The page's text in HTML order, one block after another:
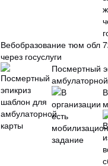
Вебобразование тюм обл
через госуслуги
Посмертный